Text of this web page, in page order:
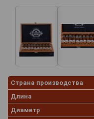
Страна производства
Длина
Диаметр